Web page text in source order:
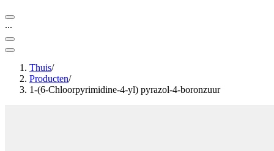
...
Thuis/
Producten/
1-(6-Chloorpyrimidine-4-yl) pyrazol-4-boronzuur